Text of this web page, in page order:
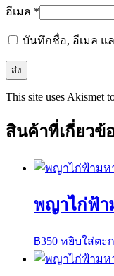
อีเมล *
บันทึกชื่อ, อีเมล แ
This site uses Akismet
สินค้าที่เกี่ยวข้
พญาไก่ฟ้า
฿350 หยิบใส่ตะ